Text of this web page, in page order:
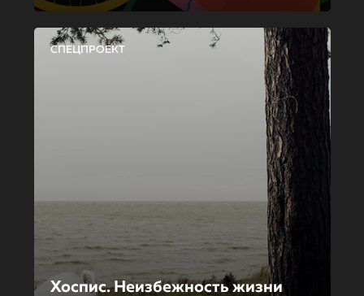
СПЕЦПРОЕКТ
Хоспис. Неизбежность жизни